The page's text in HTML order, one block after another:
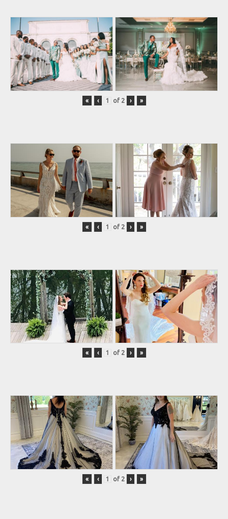
« ‹ of 2 › »
« ‹ of 2 › »
« ‹ of 2 › »
« ‹ of 2 › »